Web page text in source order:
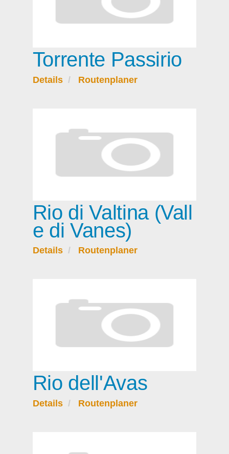
Torrente Passirio
Details Routenplaner
Rio di Valtina (Vall
e di Vanes)
Details Routenplaner
Rio dell'Avas
Details Routenplaner